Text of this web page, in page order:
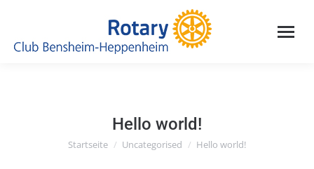
Hello world!
Du bist hier:
Startseite Uncategorised Hello world!